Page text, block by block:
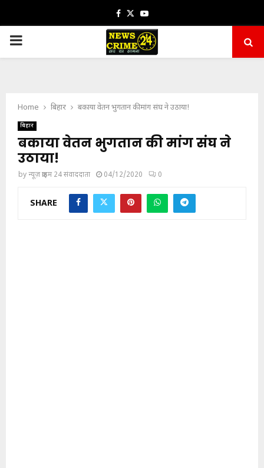
Facebook
TwitterYoutube
PRIMARY
Home बिहार बकाया वेतन भुगतान की मांग संघ ने उठाया!
बिहार
बकाया वेतन भुगतान की मांग संघ ने
उठाया!
byन्यूज़ क्राइम 24 संवाददाता 04/12/2020 0
SHARE